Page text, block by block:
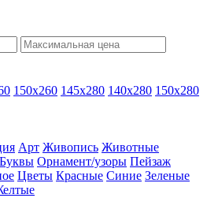
150х260 145х280 140х280 150х280
Арт Живопись Животные
Орнамент/узоры Пейзаж
Цветы Красные Синие Зеленые